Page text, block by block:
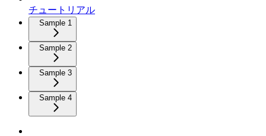
チュートリアル
Sample 1
Sample 2
Sample 3
Sample 4